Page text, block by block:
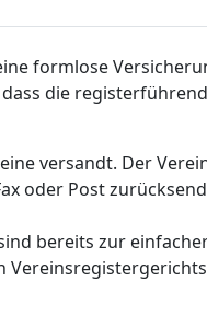
formlose
die
versandt. Der
oder Post
bereits zur